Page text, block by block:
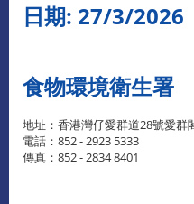
日期: 27/3/2026
食物環境衛
地址：香港灣仔愛群道28號愛群
電話：852 - 2923 5333
傳真：852 - 2834 8401